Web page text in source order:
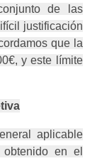
de las
justificación
que la
y este límite
aplicable
en el